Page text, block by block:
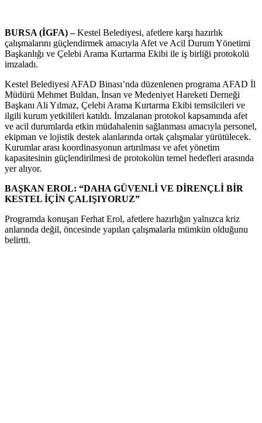
BURSA (İGFA) –Kestel Belediyesi, afetlere karşı hazırlık
çalışmalarını güçlendirmek amacıyla Afet ve Acil Durum Yönetimi
Başkanlığı ve Çelebi Arama Kurtarma Ekibi ile iş birliği protokolü
imzaladı.
Kestel Belediyesi AFAD Binası’nda düzenlenen programa AFAD İl
Müdürü Mehmet Buldan, İnsan ve Medeniyet Hareketi Derneği
Başkanı Ali Yılmaz, Çelebi Arama Kurtarma Ekibi temsilcileri ve
ilgili kurum yetkilileri katıldı. İmzalanan protokol kapsamında afet
ve acil durumlarda etkin müdahalenin sağlanması amacıyla personel,
ekipman ve lojistik destek alanlarında ortak çalışmalar yürütülecek.
Kurumlar arası koordinasyonun artırılması ve afet yönetim
kapasitesinin güçlendirilmesi de protokolün temel hedefleri arasında
yer alıyor.
BAŞKAN EROL: “DAHA GÜVENLİ VE DİRENÇLİ BİR
KESTEL İÇİN ÇALIŞIYORUZ”
Programda konuşan Ferhat Erol, afetlere hazırlığın yalnızca kriz
anlarında değil, öncesinde yapılan çalışmalarla mümkün olduğunu
belirtti.